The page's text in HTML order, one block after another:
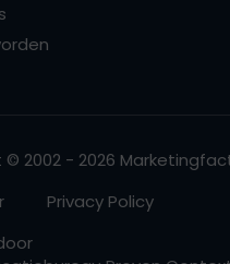
© 2002 - 2026
Privacy Policy